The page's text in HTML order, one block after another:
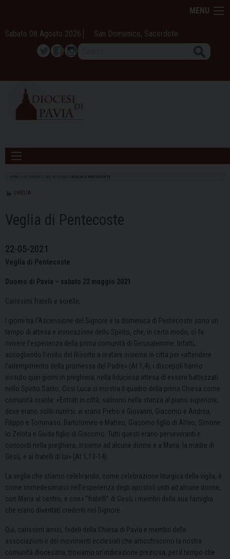
content
MENU
Sabato 08 Agosto 2026 San Domenico, Sacerdote
TwitterFacebook
Instagram
HOME INTERVENTI DEL VESCOVO VEGLIA DI PENTECOSTE
OMELIA
Veglia di Pentecoste
22-05-2021
Veglia di Pentecoste
Duomo di Pavia – sabato 22 maggio 2021
Carissimi fratelli e sorelle,
I giorni tra l’Ascensione del Signore e la domenica di Pentecoste sono un
tempo di attesa e invocazione dello Spirito, che, in certo modo, ci fa
rivivere l’esperienza della prima comunità di Gerusalemme. Infatti,
accogliendo l’invito del Risorto a restare insieme in città per «attendere
l’adempimento della promessa del Padre» (At 1,4), i discepoli hanno
vissuto quei giorni in preghiera, nella fiduciosa attesa di essere battezzati
nello Spirito Santo. Così Luca ci mostra il quadro della prima Chiesa come
comunità orante: «Entrati in città, salirono nella stanza al piano superiore,
dove erano soliti riunirsi: vi erano Pietro e Giovanni, Giacomo e Andrea,
Filippo e Tommaso, Bartolomeo e Matteo, Giacomo figlio di Alfeo, Simone
lo Zelota e Giuda figlio di Giacomo. Tutti questi erano perseveranti e
concordi nella preghiera, insieme ad alcune donne e a Maria, la madre di
Gesù, e ai fratelli di lui» (At 1,13-14).
La veglia che stiamo celebrando, come celebrazione liturgica della vigila, è
come immedesimarci nell’esperienza degli apostoli uniti ad alcune donne,
con Maria al centro, e con i “fratelli” di Gesù, i membri della sua famiglia
che erano diventati credenti nel Signore.
Qui, carissimi amici, fedeli della Chiesa di Pavia e membri delle
associazioni e dei movimenti ecclesiali che arricchiscono la nostra
comunità diocesana, troviamo un’indicazione preziosa, per il tempo che